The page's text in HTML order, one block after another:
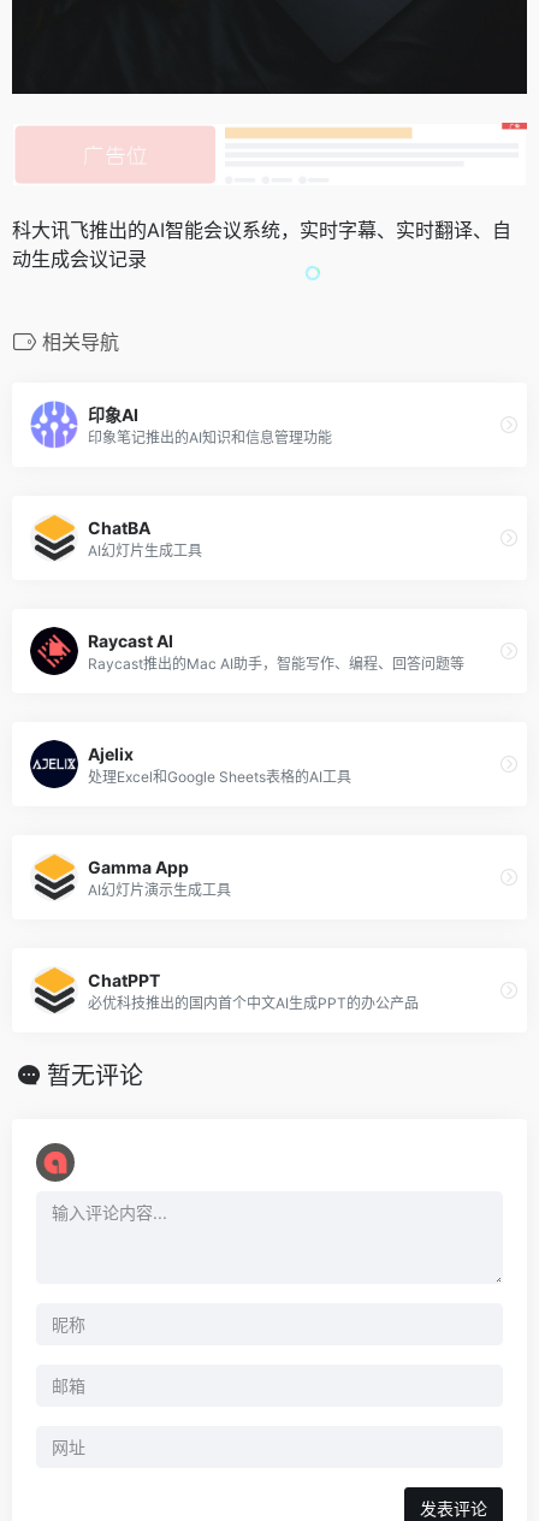
科大讯飞推出的AI智能会议系统，实时字幕、实时翻译、自
动生成会议记录
相关导航
印象AI
印象笔记推出的AI知识和信息管理功能
ChatBA
AI幻灯片生成工具
Raycast AI
Raycast推出的Mac AI助手，智能写作、编程、回答问题等
Ajelix
处理Excel和Google Sheets表格的AI工具
Gamma App
AI幻灯片演示生成工具
ChatPPT
必优科技推出的国内首个中文AI生成PPT的办公产品
暂无评论